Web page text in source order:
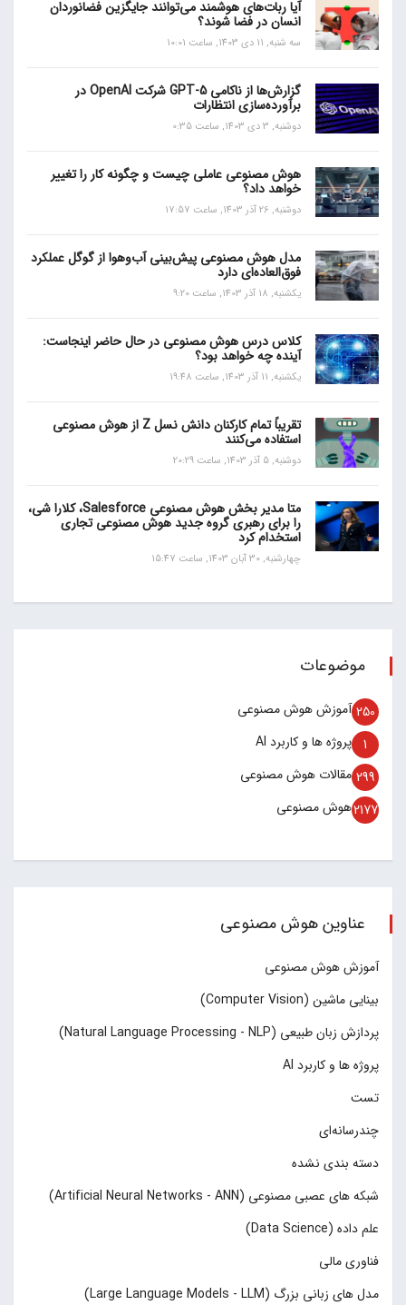
آیا ربات‌های هوشمند می‌توانند جایگزین فضانوردان
انسان در فضا شوند؟
سه شنبه, 11 دی 1403, ساعت 10:01
گزارش‌ها از ناکامی GPT-5 شرکت OpenAI در
برآورده‌سازی انتظارات
دوشنبه, 3 دی 1403, ساعت 0:35
هوش مصنوعی عاملی چیست و چگونه کار را تغییر
خواهد داد؟
دوشنبه, 26 آذر 1403, ساعت 17:57
مدل هوش مصنوعی پیش‌بینی آب‌و‌هوا از گوگل عملکرد
فوق‌العاده‌ای دارد
یکشنبه, 18 آذر 1403, ساعت 9:20
کلاس درس هوش مصنوعی در حال حاضر اینجاست:
آینده چه خواهد بود؟
یکشنبه, 11 آذر 1403, ساعت 19:48
تقریباً تمام کارکنان دانش نسل Z از هوش مصنوعی
استفاده می‌کنند
دوشنبه, 5 آذر 1403, ساعت 20:29
متا مدیر بخش هوش مصنوعی Salesforce، کلارا شی،
را برای رهبری گروه جدید هوش مصنوعی تجاری
استخدام کرد
چهارشنبه, 30 آبان 1403, ساعت 15:47
موضوعات
آموزش هوش مصنوعی 250
پروژه ها و کاربرد AI 1
مقالات هوش مصنوعی 299
هوش مصنوعی2177
عناوین هوش مصنوعی
آموزش هوش مصنوعی
بینایی ماشین (Computer Vision)
پردازش زبان طبیعی (Natural Language Processing - NLP)
پروژه ها و کاربرد AI
تست
چند‌‌رسانه‌ای
دسته بندی نشده
شبکه های عصبی مصنوعی (Artificial Neural Networks - ANN)
علم داده (Data Science)
فناوری مالی
مدل های زبانی بزرگ (Large Language Models - LLM)